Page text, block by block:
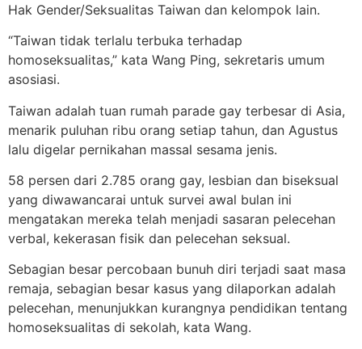
Hak Gender/Seksualitas Taiwan dan kelompok lain.
“Taiwan tidak terlalu terbuka terhadap
homoseksualitas,” kata Wang Ping, sekretaris umum
asosiasi.
Taiwan adalah tuan rumah parade gay terbesar di Asia,
menarik puluhan ribu orang setiap tahun, dan Agustus
lalu digelar pernikahan massal sesama jenis.
58 persen dari 2.785 orang gay, lesbian dan biseksual
yang diwawancarai untuk survei awal bulan ini
mengatakan mereka telah menjadi sasaran pelecehan
verbal, kekerasan fisik dan pelecehan seksual.
Sebagian besar percobaan bunuh diri terjadi saat masa
remaja, sebagian besar kasus yang dilaporkan adalah
pelecehan, menunjukkan kurangnya pendidikan tentang
homoseksualitas di sekolah, kata Wang.